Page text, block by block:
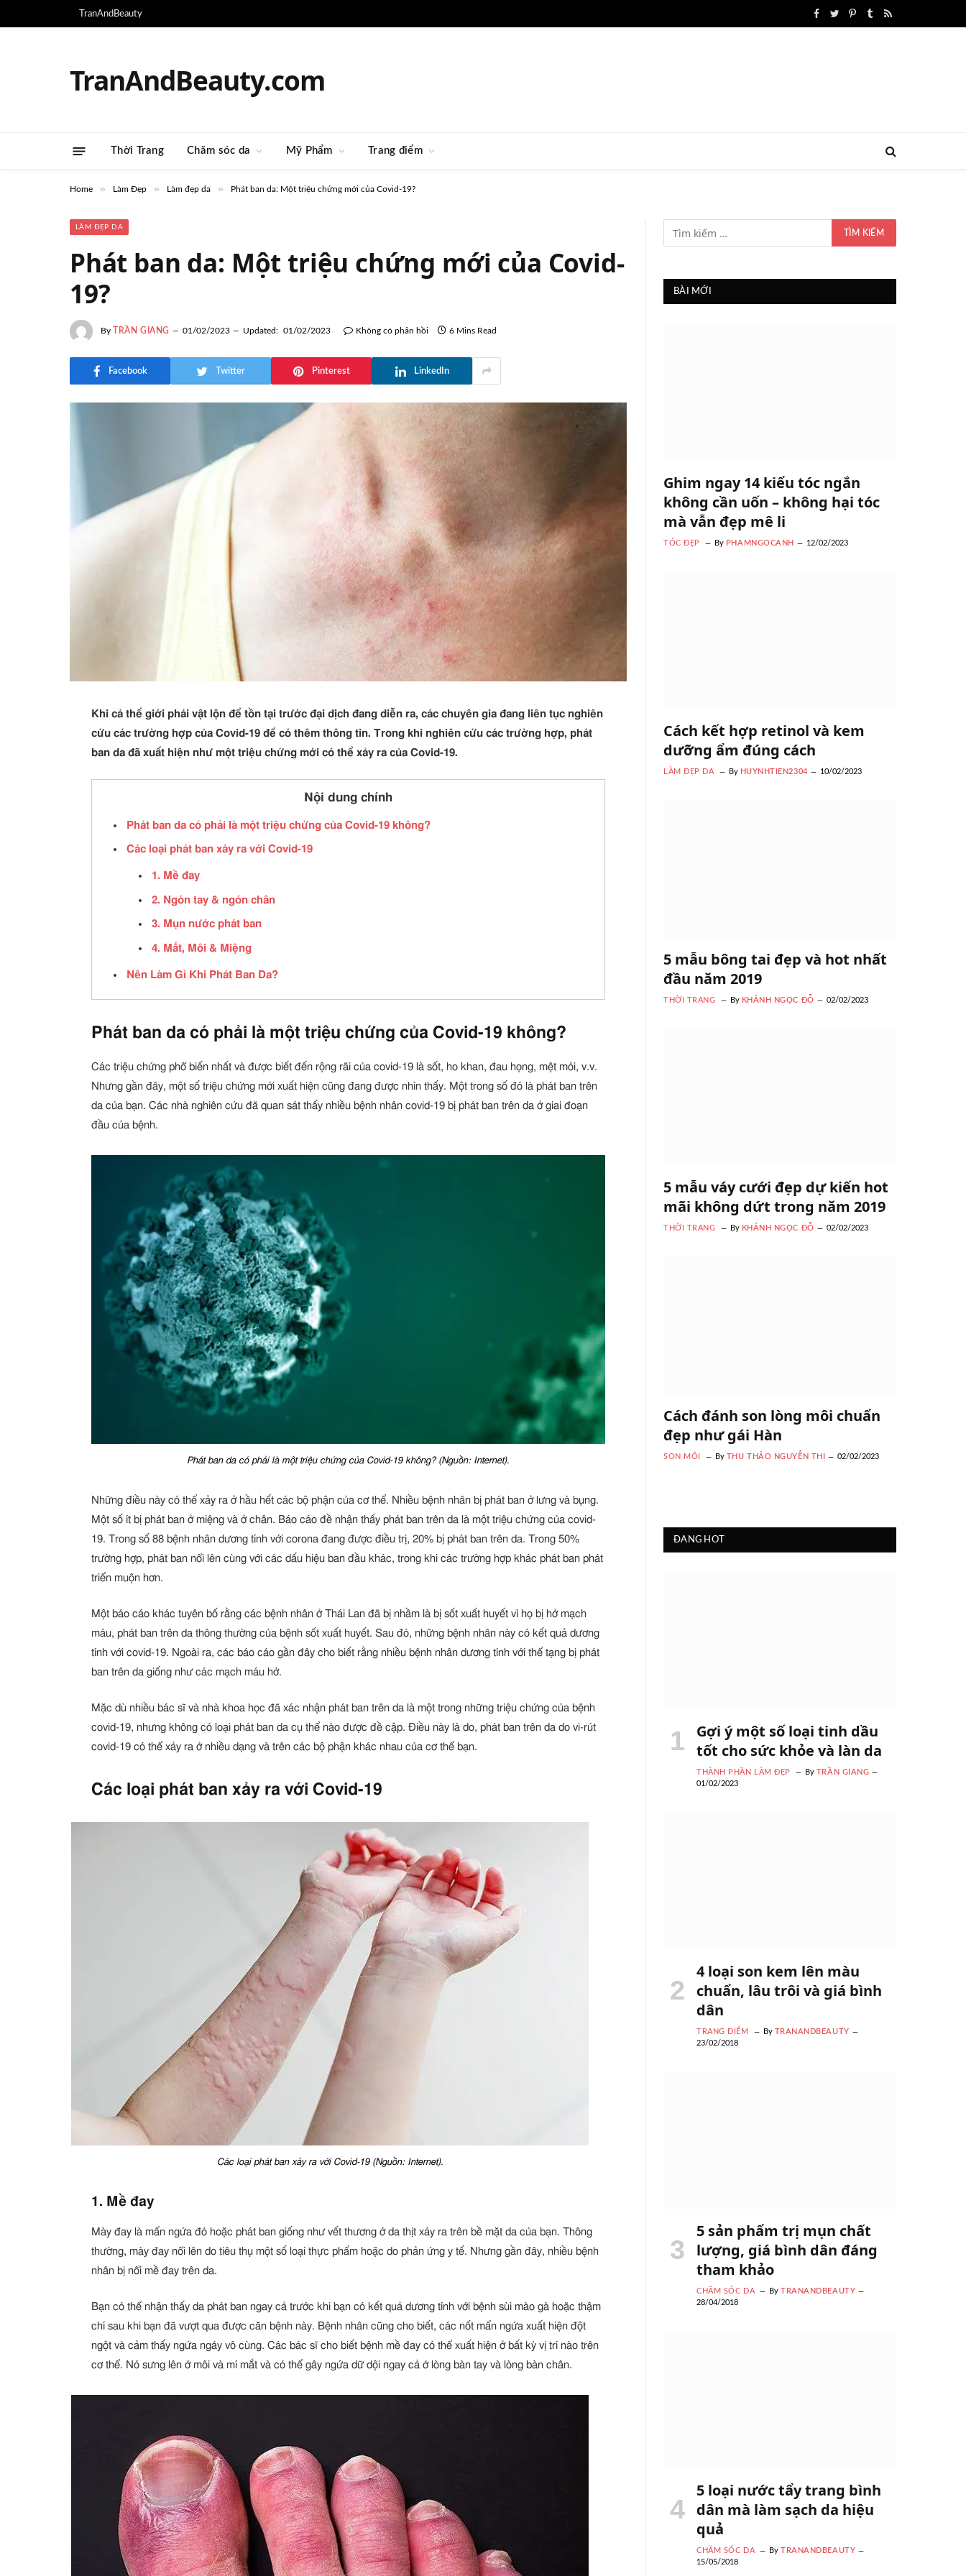
TranAndBeauty Facebook
TwitterPinterest
Tumblr
RSS
TranAndBeauty.com
Thời Trang Chăm sóc da Mỹ Phẩm Trang điểm
Home » Làm Đẹp » Làm đẹp da » Phát ban da: Một triệu chứng mới của Covid-19?
LÀM ĐẸP DA
Phát ban da: Một triệu chứng mới của Covid-
19?
By TRẦN GIANG 01/02/2023 Updated: 01/02/2023 Không có phản hồi 6 Mins Read
Facebook Twitter Pinterest LinkedIn
Khi cả thế giới phải vật lộn để tồn tại trước đại dịch đang diễn ra, các chuyên gia đang liên tục nghiên
cứu các trường hợp của Covid-19 để có thêm thông tin. Trong khi nghiên cứu các trường hợp, phát
ban da đã xuất hiện như một triệu chứng mới có thể xảy ra của Covid-19.
Nội dung chính
Phát ban da có phải là một triệu chứng của Covid-19 không?
Các loại phát ban xảy ra với Covid-19
1. Mề đay
2. Ngón tay & ngón chân
3. Mụn nước phát ban
4. Mắt, Môi & Miệng
Nên Làm Gì Khi Phát Ban Da?
Phát ban da có phải là một triệu chứng của Covid-19 không?
Các triệu chứng phổ biến nhất và được biết đến rộng rãi của covid-19 là sốt, ho khan, đau họng, mệt mỏi, v.v.
Nhưng gần đây, một số triệu chứng mới xuất hiện cũng đang được nhìn thấy. Một trong số đó là phát ban trên
da của bạn. Các nhà nghiên cứu đã quan sát thấy nhiều bệnh nhân covid-19 bị phát ban trên da ở giai đoạn
đầu của bệnh.
Phát ban da có phải là một triệu chứng của Covid-19 không? (Nguồn: Internet).
Những điều này có thể xảy ra ở hầu hết các bộ phận của cơ thể. Nhiều bệnh nhân bị phát ban ở lưng và bụng.
Một số ít bị phát ban ở miệng và ở chân. Báo cáo đề nhận thấy phát ban trên da là một triệu chứng của covid-
19. Trong số 88 bệnh nhân dương tính với corona đang được điều trị, 20% bị phát ban trên da. Trong 50%
trường hợp, phát ban nổi lên cùng với các dấu hiệu ban đầu khác, trong khi các trường hợp khác phát ban phát
triển muộn hơn.
Một báo cáo khác tuyên bố rằng các bệnh nhân ở Thái Lan đã bị nhầm là bị sốt xuất huyết vì họ bị hở mạch
máu, phát ban trên da thông thường của bệnh sốt xuất huyết. Sau đó, những bệnh nhân này có kết quả dương
tính với covid-19. Ngoài ra, các báo cáo gần đây cho biết rằng nhiều bệnh nhân dương tính với thể tạng bị phát
ban trên da giống như các mạch máu hở.
Mặc dù nhiều bác sĩ và nhà khoa học đã xác nhận phát ban trên da là một trong những triệu chứng của bệnh
covid-19, nhưng không có loại phát ban da cụ thể nào được đề cập. Điều này là do, phát ban trên da do vi-rút
covid-19 có thể xảy ra ở nhiều dạng và trên các bộ phận khác nhau của cơ thể bạn.
Các loại phát ban xảy ra với Covid-19
Các loại phát ban xảy ra với Covid-19 (Nguồn: Internet).
1. Mề đay
Mày đay là mẩn ngứa đỏ hoặc phát ban giống như vết thương ở da thịt xảy ra trên bề mặt da của bạn. Thông
thường, mày đay nổi lên do tiêu thụ một số loại thực phẩm hoặc do phản ứng y tế. Nhưng gần đây, nhiều bệnh
nhân bị nổi mề đay trên da.
Bạn có thể nhận thấy da phát ban ngay cả trước khi bạn có kết quả dương tính với bệnh sùi mào gà hoặc thậm
chí sau khi bạn đã vượt qua được căn bệnh này. Bệnh nhân cũng cho biết, các nốt mẩn ngứa xuất hiện đột
ngột và cảm thấy ngứa ngáy vô cùng. Các bác sĩ cho biết bệnh mề đay có thể xuất hiện ở bất kỳ vị trí nào trên
cơ thể. Nó sưng lên ở môi và mí mắt và có thể gây ngứa dữ dội ngay cả ở lòng bàn tay và lòng bàn chân.
BÀI MỚI
Ghim ngay 14 kiểu tóc ngắn
không cần uốn – không hại tóc
mà vẫn đẹp mê li
TÓC ĐẸP By PHAMNGOCANH 12/02/2023
Cách kết hợp retinol và kem
dưỡng ẩm đúng cách
LÀM ĐẸP DA By HUYNHTIEN2304 10/02/2023
5 mẫu bông tai đẹp và hot nhất
đầu năm 2019
THỜI TRANG By KHÁNH NGỌC ĐỖ 02/02/2023
5 mẫu váy cưới đẹp dự kiến hot
mãi không dứt trong năm 2019
THỜI TRANG By KHÁNH NGỌC ĐỖ 02/02/2023
Cách đánh son lòng môi chuẩn
đẹp như gái Hàn
SON MÔI By THU THẢO NGUYỄN THỊ 02/02/2023
ĐANG HOT
Gợi ý một số loại tinh dầu
tốt cho sức khỏe và làn da
THÀNH PHẦN LÀM ĐẸP By TRẦN GIANG
01/02/2023
4 loại son kem lên màu
chuẩn, lâu trôi và giá bình
dân
TRANG ĐIỂM By TRANANDBEAUTY
23/02/2018
5 sản phẩm trị mụn chất
lượng, giá bình dân đáng
tham khảo
CHĂM SÓC DA By TRANANDBEAUTY
28/04/2018
5 loại nước tẩy trang bình
dân mà làm sạch da hiệu
quả
CHĂM SÓC DA By TRANANDBEAUTY
15/05/2018